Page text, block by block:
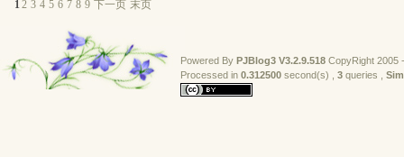
12 3 4 5 6 7 8 9 下一页 末页
Powered By PJBlog3 V3.2.9.518 CopyRight 2005
Processed in 0.312500 second(s) , 3 queries ,